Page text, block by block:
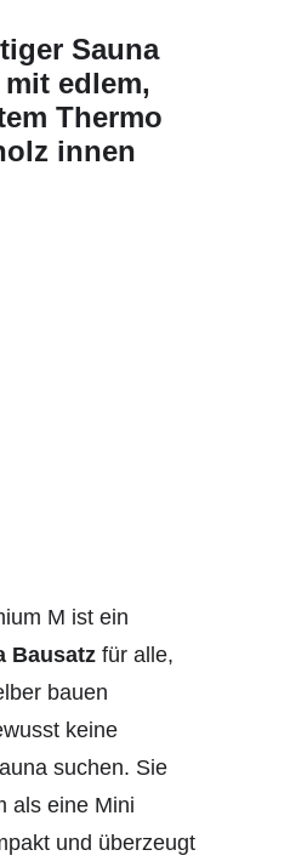
Sauna
edlem,
Thermo
innen
M ist ein
Bausatz für alle,
bauen
keine
suchen. Sie
als eine Mini
und überzeugt